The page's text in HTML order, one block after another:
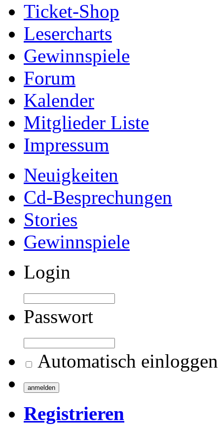
Ticket-Shop
Lesercharts
Gewinnspiele
Forum
Kalender
Mitglieder Liste
Impressum
Neuigkeiten
Cd-Besprechungen
Stories
Gewinnspiele
Login
Passwort
Automatisch einloggen
Registrieren